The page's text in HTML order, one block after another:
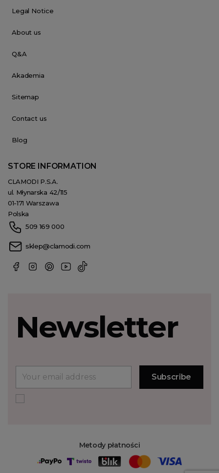
Legal Notice
About us
Q&A
Akademia
Sitemap
Contact us
Blog
STORE INFORMATION
CLAMODI P.S.A.
ul. Młynarska 42/115
01-171 Warszawa
Polska
509 169 000
sklep@clamodi.com
Metody płatności
Newsletter